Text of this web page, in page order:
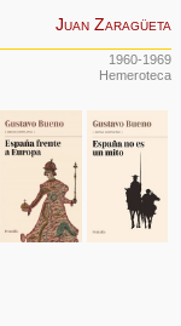
Juan Zaragüeta
1960-1969
Hemeroteca